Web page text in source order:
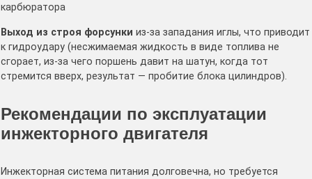
карбюратора
Выход из строя форсунки из-за западания иглы, что приводит
к гидроудару (несжимаемая жидкость в виде топлива не
сгорает, из-за чего поршень давит на шатун, когда тот
стремится вверх, результат — пробитие блока цилиндров).
Рекомендации по эксплуатации
инжекторного двигателя
Инжекторная система питания долговечна, но требуется